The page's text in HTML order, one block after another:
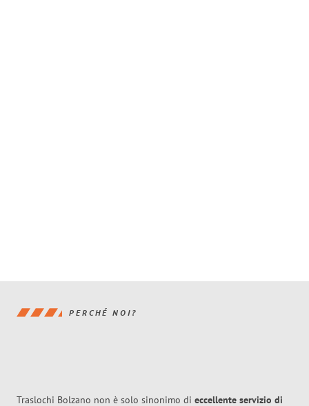
PERCHÉ NOI?
Traslochi Bolzano non è solo sinonimo di eccellente servizio di